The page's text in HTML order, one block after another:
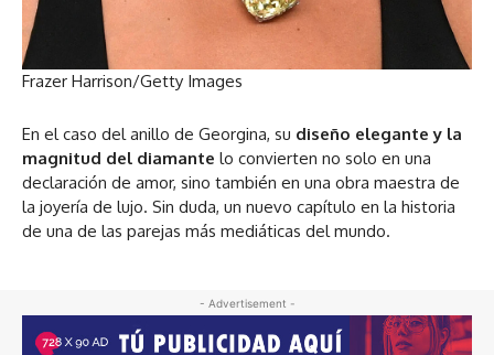
Frazer Harrison/Getty Images
En el caso del anillo de Georgina, su diseño elegante y la
magnitud del diamante lo convierten no solo en una
declaración de amor, sino también en una obra maestra de
la joyería de lujo. Sin duda, un nuevo capítulo en la historia
de una de las parejas más mediáticas del mundo.
- Advertisement -